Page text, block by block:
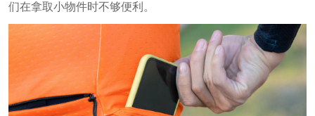
们在拿取小物件时不够便利。